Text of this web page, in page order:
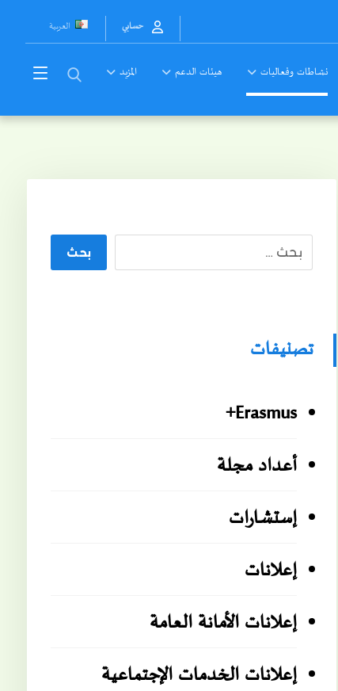
العربية حسابي
نشاطات وفعاليات هيئات الدعم المزيد
بحث
تصنيفات
Erasmus+
أعداد مجلة
إستشارات
إعلانات
إعلانات الأمانة العامة
إعلانات الخدمات الإجتماعية